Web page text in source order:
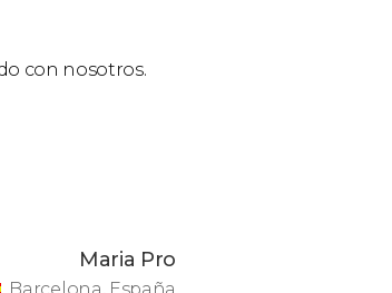
con nosotros.
Maria Pro
Barcelona, España